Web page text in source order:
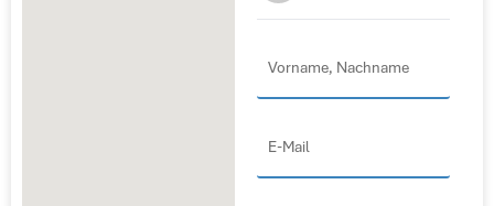
Nachame
(erforderlich)
Mail
(erforderlich)